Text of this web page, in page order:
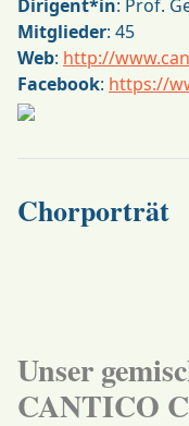
Dirigent*in: Prof.
Mitglieder: 45
Web: http://
Facebook: https://
Chorporträt
Unser
CANTICO